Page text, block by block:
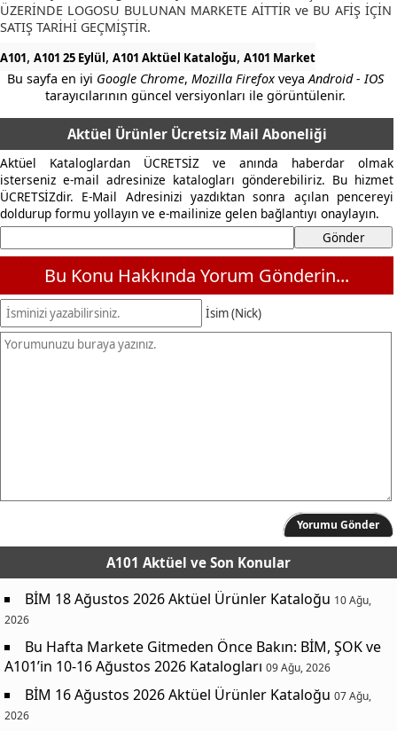
ÜZERİNDE LOGOSU BULUNAN MARKETE AİTTİR ve BU AFİŞ İÇİN
SATIŞ TARİHİ GEÇMİŞTİR.
A101, A101 25 Eylül, A101 Aktüel Kataloğu, A101 Market
Bu sayfa en iyi Google Chrome,Mozilla Firefox veyaAndroid - IOS
tarayıcılarının güncel versiyonları ile görüntülenir.
Aktüel Ürünler Ücretsiz Mail Aboneliği
Aktüel Kataloglardan ÜCRETSİZ ve anında haberdar olmak
isterseniz e-mail adresinize katalogları gönderebiliriz. Bu hizmet
ÜCRETSİZdir. E-Mail Adresinizi yazdıktan sonra açılan pencereyi
doldurup formu yollayın ve e-mailinize gelen bağlantıyı onaylayın.
Bu Konu Hakkında Yorum Gönderin...
İsim (Nick)
Yorumu Gönder
A101 Aktüel ve Son Konular
BİM 18 Ağustos 2026 Aktüel Ürünler Kataloğu 10 Ağu,
2026
Bu Hafta Markete Gitmeden Önce Bakın: BİM, ŞOK ve
A101’in 10-16 Ağustos 2026 Katalogları 09 Ağu, 2026
BİM 16 Ağustos 2026 Aktüel Ürünler Kataloğu 07 Ağu,
2026